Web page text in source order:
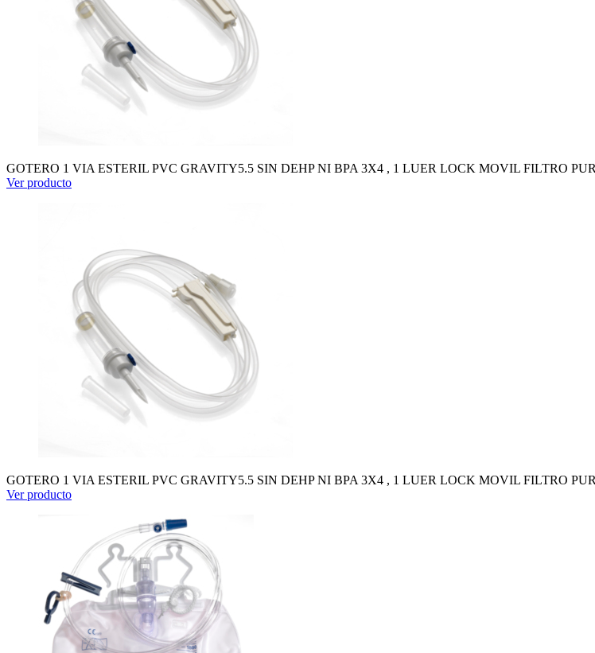
GOTERO 1 VIA ESTERIL PVC GRAVITY5.5 SIN DEHP NI BPA 3X4 , 1 LUER LOCK MOVIL FILTRO
Ver producto
GOTERO 1 VIA ESTERIL PVC GRAVITY5.5 SIN DEHP NI BPA 3X4 , 1 LUER LOCK MOVIL FILTRO
Ver producto